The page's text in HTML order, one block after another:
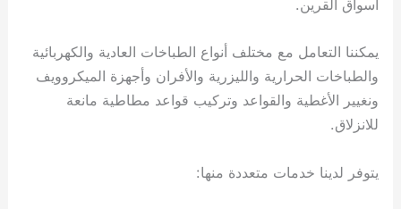
أسواق القرين.
يمكننا التعامل مع مختلف أنواع الطباخات العادية والكهربائية
والطباخات الحرارية والليزرية والأفران وأجهزة الميكروويف
ونغيير الأغطية والقواعد وتركيب قواعد مطاطية مانعة
للانزلاق.
يتوفر لدينا خدمات متعددة منها: